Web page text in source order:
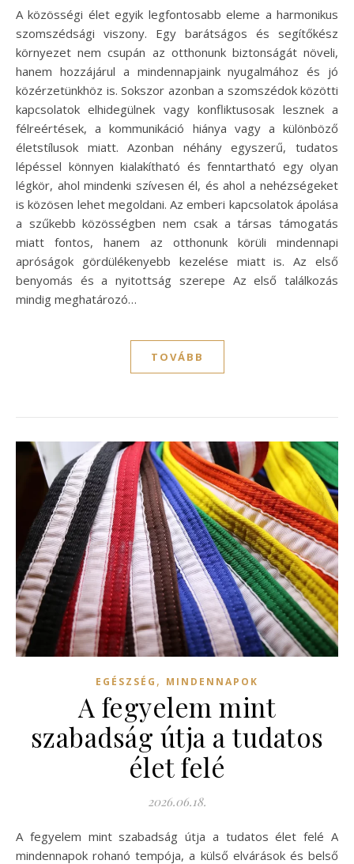
A közösségi élet egyik legfontosabb eleme a harmonikus
szomszédsági viszony. Egy barátságos és segítőkész
környezet nem csupán az otthonunk biztonságát növeli,
hanem hozzájárul a mindennapjaink nyugalmához és jó
közérzetünkhöz is. Sokszor azonban a szomszédok közötti
kapcsolatok elhidegülnek vagy konfliktusosak lesznek a
félreértések, a kommunikáció hiánya vagy a különböző
életstílusok miatt. Azonban néhány egyszerű, tudatos
lépéssel könnyen kialakítható és fenntartható egy olyan
légkör, ahol mindenki szívesen él, és ahol a nehézségeket
is közösen lehet megoldani. Az emberi kapcsolatok ápolása
a szűkebb közösségben nem csak a társas támogatás
miatt fontos, hanem az otthonunk körüli mindennapi
apróságok gördülékenyebb kezelése miatt is. Az első
benyomás és a nyitottság szerepe Az első találkozás
mindig meghatározó…
TOVÁBB
EGÉSZSÉG , MINDENNAPOK
A fegyelem mint
szabadság útja a tudatos
élet felé
2026.06.18.
A fegyelem mint szabadság útja a tudatos élet felé A
mindennapok rohanó tempója, a külső elvárások és belső